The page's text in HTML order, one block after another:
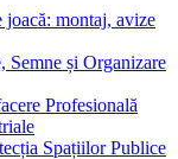
montaj, avize
Semne și Organizare
Profesională
Spațiilor Publice